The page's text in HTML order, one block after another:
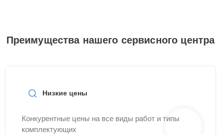
Преимущества нашего сервисного центра
Низкие цены
Конкурентные цены на все виды работ и типы
комплектующих